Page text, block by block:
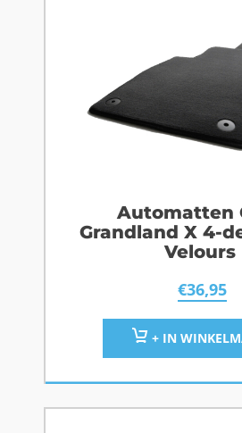
Automatten
Grandland X 4-
Velours
€36,95
+ IN